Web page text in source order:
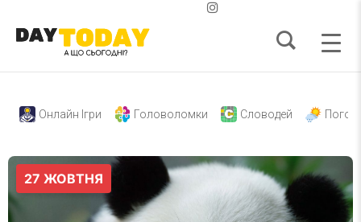
Онлайн Ігри Головоломки Словодей